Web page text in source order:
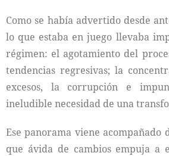
Cultura
Como se había advertido desde
lo que estaba en juego llevaba
régimen: el agotamiento del
tendencias regresivas; la
excesos, la corrupción e
ineludible necesidad de una
Ese panorama viene acompañado
que ávida de cambios empuja a